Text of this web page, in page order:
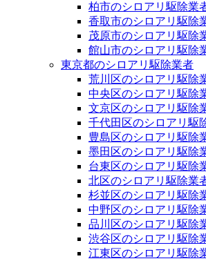
柏市のシロアリ駆除業
香取市のシロアリ駆除
茂原市のシロアリ駆除
館山市のシロアリ駆除
東京都のシロアリ駆除業者
荒川区のシロアリ駆除
中央区のシロアリ駆除
文京区のシロアリ駆除
千代田区のシロアリ駆
豊島区のシロアリ駆除
墨田区のシロアリ駆除
台東区のシロアリ駆除
北区のシロアリ駆除業
杉並区のシロアリ駆除
中野区のシロアリ駆除
品川区のシロアリ駆除
渋谷区のシロアリ駆除
江東区のシロアリ駆除